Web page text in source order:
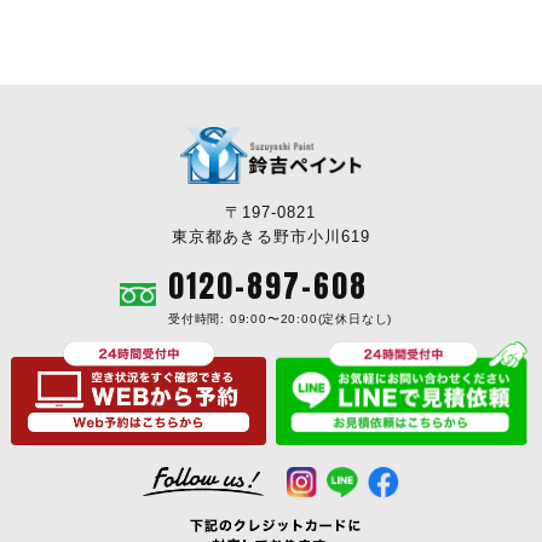
〒197-0821
東京都あきる野市小川619
0120-897-608
受付時間: 09:00〜20:00(定休日なし)